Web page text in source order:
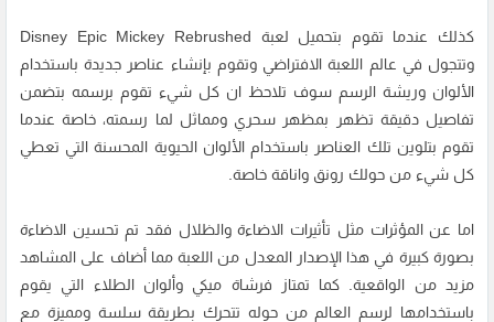
كذلك عندما تقوم بتحميل لعبة Disney Epic Mickey Rebrushed
وتتجول في عالم اللعبة الافتراضي وتقوم بإنشاء عناصر جديدة باستخدام
الألوان وريشة الرسم سوف تلاحظ ان كل شيء تقوم برسمه بتضمن
تفاصيل دقيقة تظهر بمظهر سحري ومماثل لما رسمته، خاصة عندما
تقوم بتلوين تلك العناصر باستخدام الألوان الحيوية المحسنة التي تعطي
كل شيء من حولك رونق واناقة خاصة.
اما عن المؤثرات مثل تأثيرات الاضاءة والظلال فقد تم تحسين الاضاءة
بصورة كبيرة في هذا الإصدار المعدل من اللعبة مما أضاف على المشاهد
مزيد من الواقعية. كما تمتاز فرشاة ميكي وألوان الطلاء التي يقوم
باستخدامها لرسم العالم من حوله تتحرك بطريقة سلسة ومميزة مع